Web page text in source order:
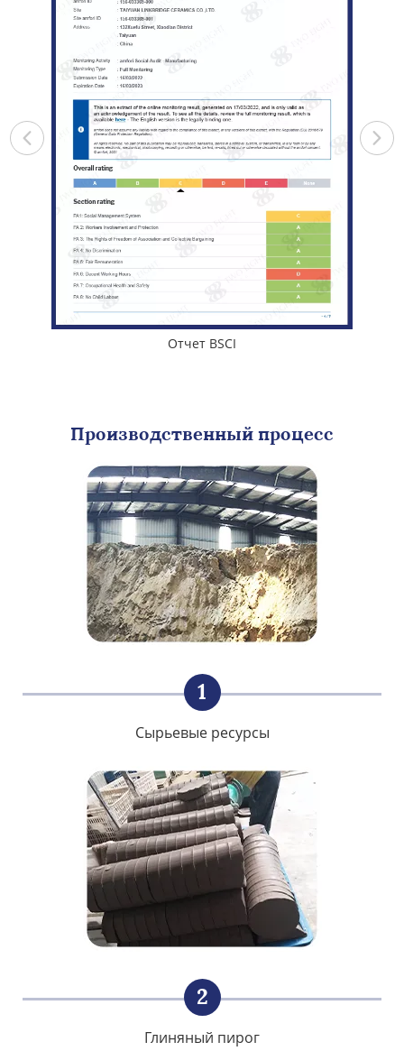
Отчет BSCI
Производственный процесс
1
Сырьевые ресурсы
2
Глиняный пирог